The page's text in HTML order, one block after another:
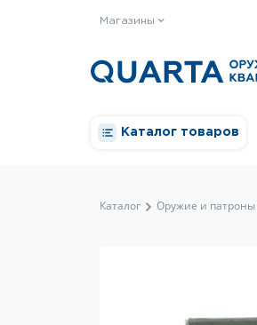
Магазины
Каталог товаров
Каталог Оружие и патроны